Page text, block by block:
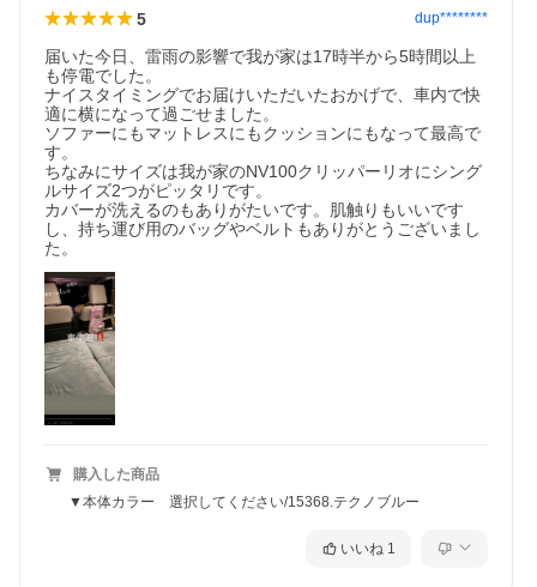
5 dup********
届いた今日、雷雨の影響で我が家は17時半から5時間以上
も停電でした。
ナイスタイミングでお届けいただいたおかげで、車内で快
適に横になって過ごせました。
ソファーにもマットレスにもクッションにもなって最高で
す。
ちなみにサイズは我が家のNV100クリッパーリオにシング
ルサイズ2つがピッタリです。
カバーが洗えるのもありがたいです。肌触りもいいです
し、持ち運び用のバッグやベルトもありがとうございまし
た。
購入した商品
▼本体カラー 選択してください/15368.テクノブルー
いいね 1